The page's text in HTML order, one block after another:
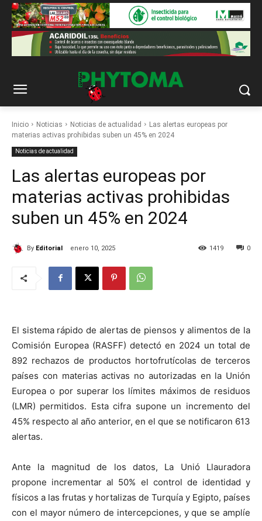
Inicio Noticias Noticias de actualidad
Las alertas europeas por
materias activas prohibidas suben un 45% en 2024
Noticias de actualidad
Las alertas europeas por
materias activas prohibidas
suben un 45% en 2024
By Editorial enero 10, 2025 0
1419
El sistema rápido de alertas de piensos y alimentos de la
Comisión Europea (RASFF) detectó en 2024 un total de
892 rechazos de productos hortofrutícolas de terceros
países con materias activas no autorizadas en la Unión
Europea o por superar los límites máximos de residuos
(LMR) permitidos. Esta cifra supone un incremento del
45% respecto al año anterior, en el que se notificaron 613
alertas.
Ante la magnitud de los datos, La Unió Llauradora
propone incrementar al 50% el control de identidad y
físicos a las frutas y hortalizas de Turquía y Egipto, países
con el mayor número de intercepciones, y que se amplíe